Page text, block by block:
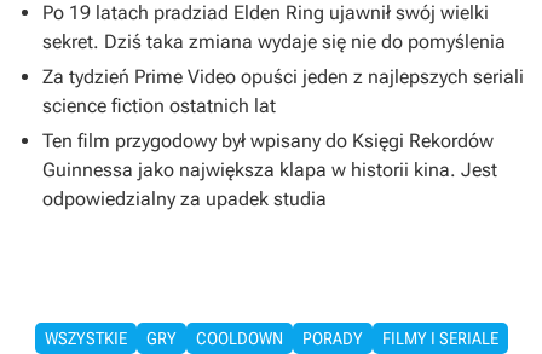
Po 19 latach pradziad Elden Ring ujawnił swój wielki
sekret. Dziś taka zmiana wydaje się nie do pomyślenia
Za tydzień Prime Video opuści jeden z najlepszych seriali
science fiction ostatnich lat
Ten film przygodowy był wpisany do Księgi Rekordów
Guinnessa jako największa klapa w historii kina. Jest
odpowiedzialny za upadek studia
WSZYSTKIE GRY COOLDOWN PORADY
FILMY I SERIALE